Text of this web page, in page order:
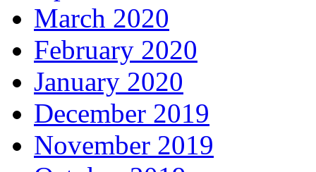
March 2020
February 2020
January 2020
December 2019
November 2019